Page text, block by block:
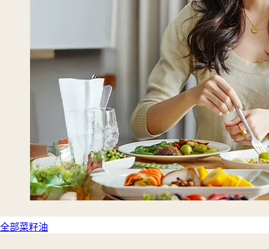
全部菜籽油